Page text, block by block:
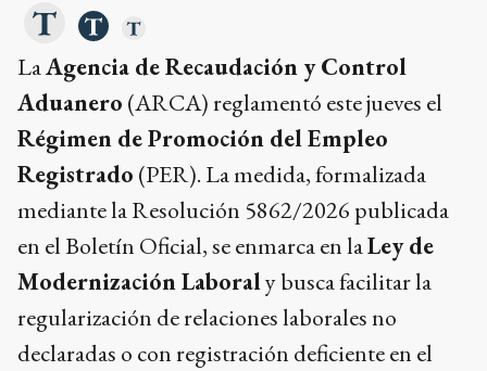
LaAgencia de Recaudación y Control
Aduanero (ARCA) reglamentó este jueves el
Régimen de Promoción del Empleo
Registrado (PER). La medida, formalizada
mediante la Resolución 5862/2026 publicada
en el Boletín Oficial, se enmarca en laLey de
Modernización Laboraly busca facilitar la
regularización de relaciones laborales no
declaradas o con registración deficiente en el